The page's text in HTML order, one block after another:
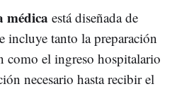
médica está diseñada de
tanto la preparación
como el ingreso hospitalario
necesario hasta recibir el